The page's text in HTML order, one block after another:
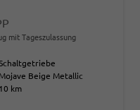
mit Tageszulassung
Mojave Beige Metallic
10 km